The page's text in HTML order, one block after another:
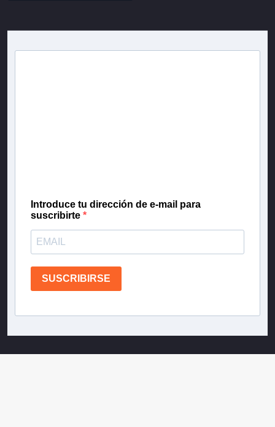
Introduce tu dirección de e-mail para
suscribirte
SUSCRIBIRSE